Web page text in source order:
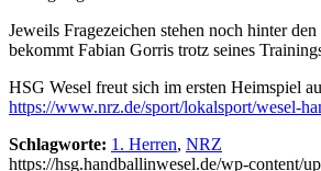
Jeweils Fragezeichen stehen noch hinter
bekommt Fabian Gorris trotz seines
HSG Wesel freut sich im ersten Heimspiel
https://www.nrz.de/sport/lokalsport/wesel-
Schlagworte: 1. Herren, NRZ
https://hsg.handballinwesel.de/wp-content/